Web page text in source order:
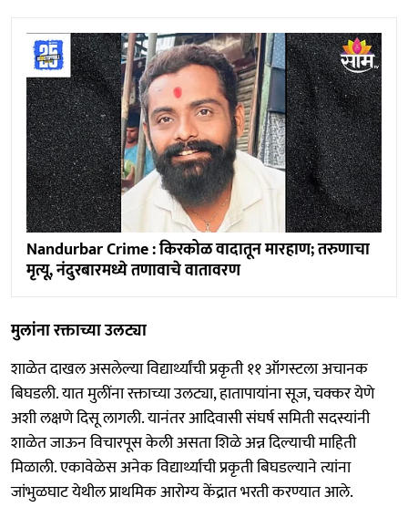
Nandurbar Crime : किरकोळ वादातून मारहाण; तरुणाचा
मृत्यू, नंदुरबारमध्ये तणावाचे वातावरण
मुलांना रक्ताच्या उलट्या
शाळेत दाखल असलेल्या विद्यार्थ्यांची प्रकृती ११ ऑगस्टला अचानक
बिघडली. यात मुलींना रक्ताच्या उलट्या, हातापायांना सूज, चक्कर येणे
अशी लक्षणे दिसू लागली. यानंतर आदिवासी संघर्ष समिती सदस्यांनी
शाळेत जाऊन विचारपूस केली असता शिळे अन्न दिल्याची माहिती
मिळाली. एकावेळेस अनेक विद्यार्थ्याची प्रकृती बिघडल्याने त्यांना
जांभुळघाट येथील प्राथमिक आरोग्य केंद्रात भरती करण्यात आले.